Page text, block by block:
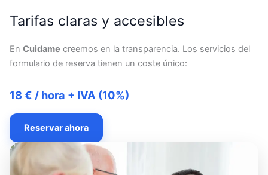
Tarifas claras y accesibles
En Cuidame creemos en la transparencia. Los servicios del
formulario de reserva tienen un coste único:
18 € / hora + IVA (10%)
Reservar ahora